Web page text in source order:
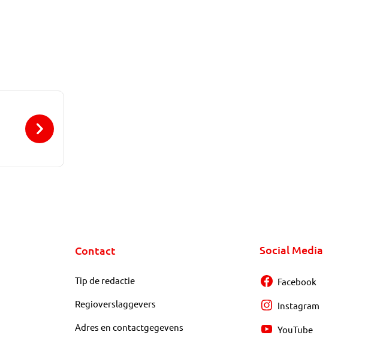
Contact
Tip de redactie
Regioverslaggevers
Adres en contactgegevens
Social Media
Facebook
Instagram
YouTube